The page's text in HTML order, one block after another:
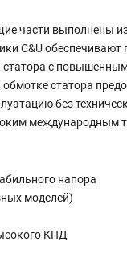
части выполнены
C&U обеспечивают
с
статора
без
международным
напора
моделей)
КПД